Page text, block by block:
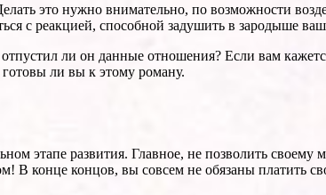
это нужно внимательно, по возможности
с реакцией, способной задушить в зародыше
ли он данные отношения? Если вам
ли вы к этому роману.
этапе развития. Главное, не позволить своему
В конце концов, вы совсем не обязаны платить